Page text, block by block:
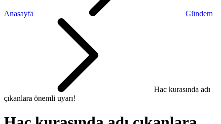
Anasayfa Gündem
Hac kurasında adı
çıkanlara önemli uyarı!